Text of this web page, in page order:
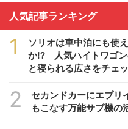
人気記事ランキング
1
ソリオは車中泊にも使
か!? 人気ハイトワゴン
と寝られる広さをチェ
2
セカンドカーにエブ
もこなす万能サブ機の